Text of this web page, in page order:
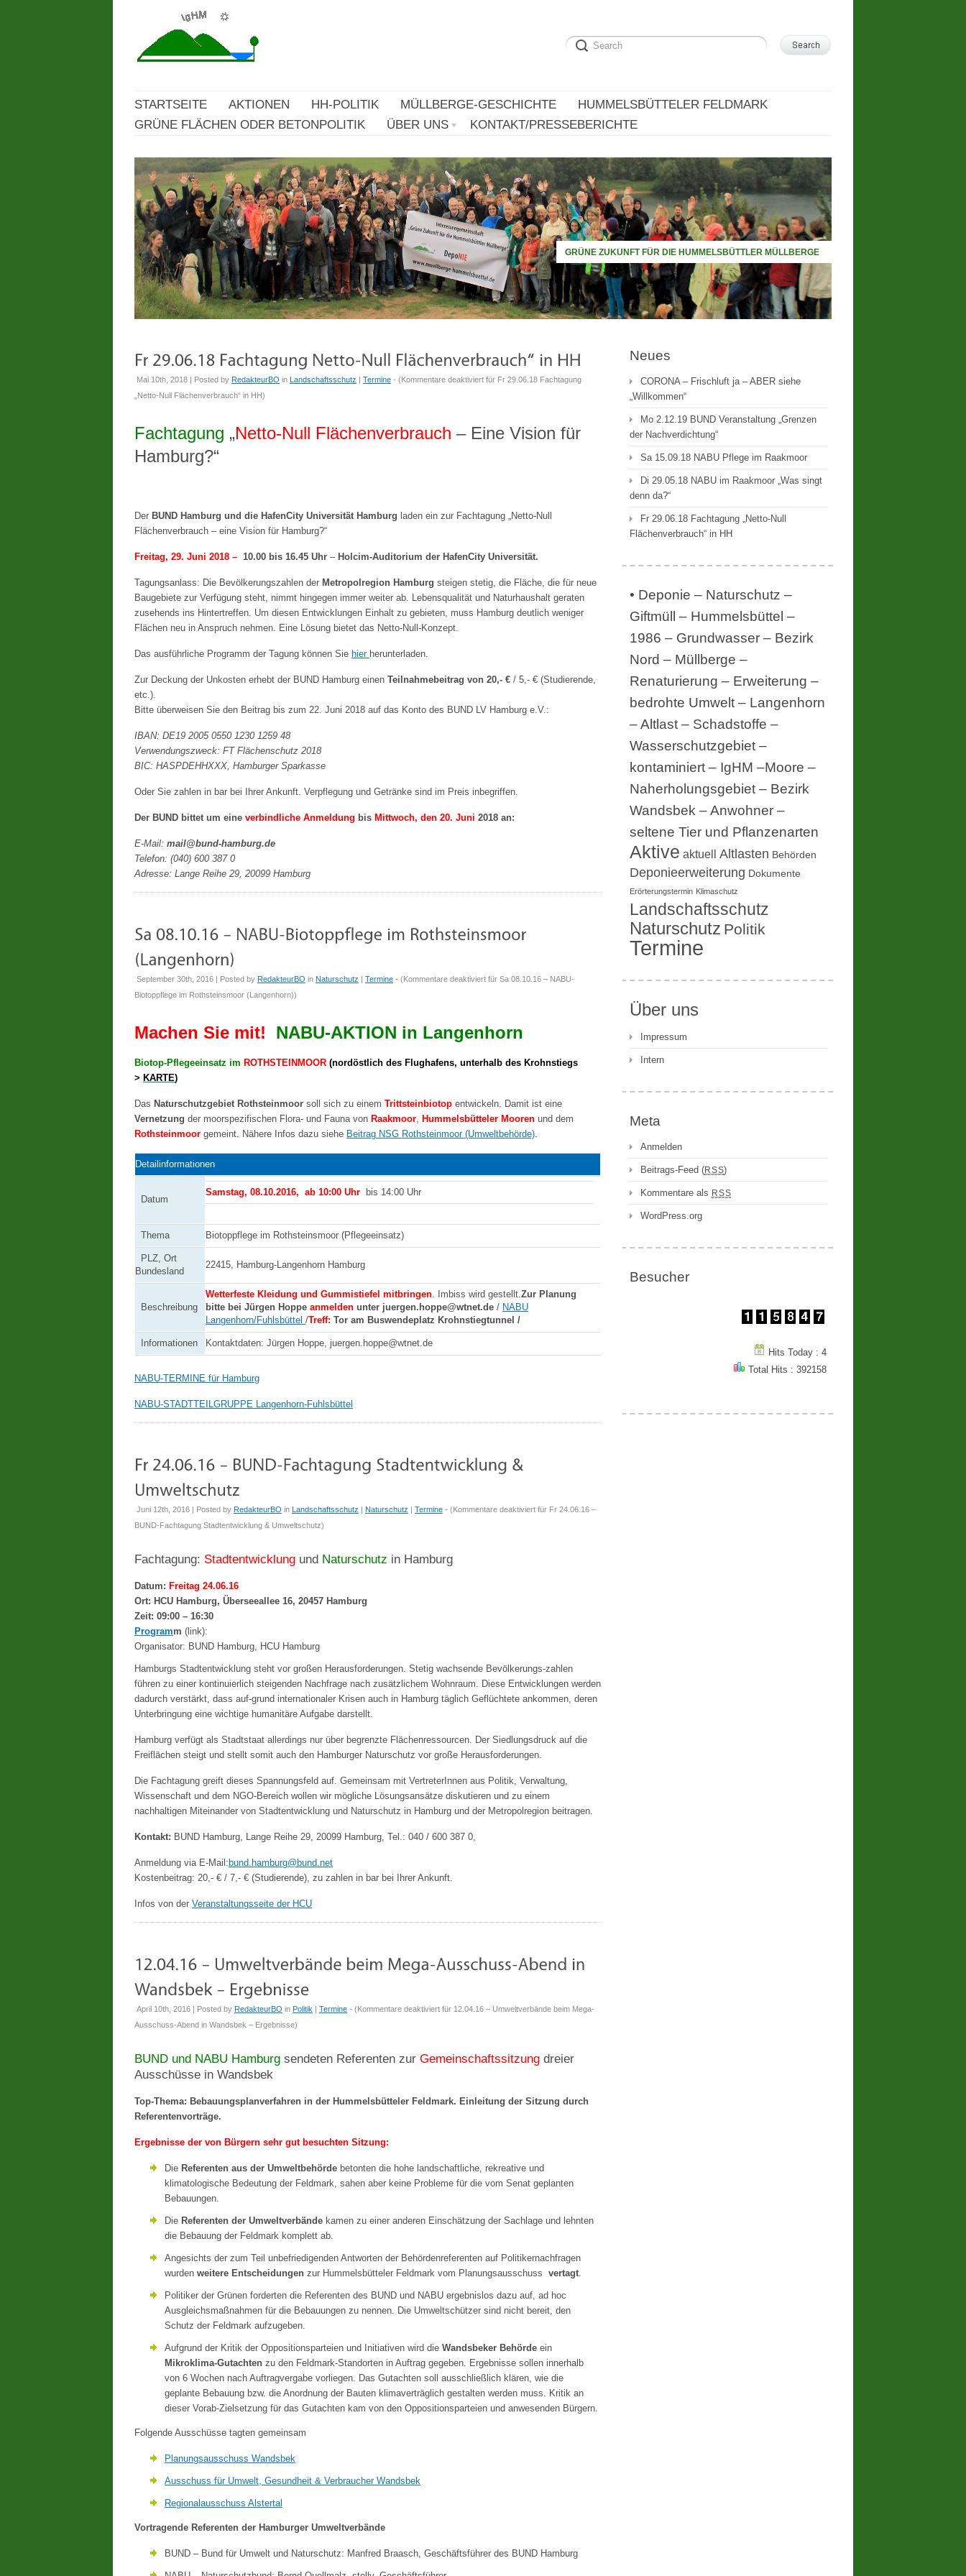
STARTSEITE AKTIONEN HH-POLITIK MÜLLBERGE-GESCHICHTE
HUMMELSBÜTTELER FELDMARK
GRÜNE FLÄCHEN ODER BETONPOLITIK
ÜBER UNS KONTAKT/PRESSEBERICHTE
GRÜNE ZUKUNFT FÜR DIE HUMMELSBÜTTLER MÜLLBERGE
Mai 10th, 2018 | Posted by RedakteurBO in Landschaftsschutz | Termine - (Kommentare deaktiviert für Fr 29.06.18 Fachtagung
„Netto-Null Flächenverbrauch“ in HH)
Fachtagung „Netto-Null Flächenverbrauch – Eine Vision für
Hamburg?“
Der BUND Hamburg und die HafenCity Universität Hamburg laden ein zur Fachtagung „Netto-Null
Flächenverbrauch – eine Vision für Hamburg?“
Freitag, 29. Juni 2018 – 10.00 bis 16.45 Uhr –Holcim-Auditorium der HafenCity Universität.
Tagungsanlass: Die Bevölkerungszahlen der Metropolregion Hamburg steigen stetig, die Fläche, die für neue
Baugebiete zur Verfügung steht, nimmt hingegen immer weiter ab. Lebensqualität und Naturhaushalt geraten
zusehends ins Hintertreffen. Um diesen Entwicklungen Einhalt zu gebieten, muss Hamburg deutlich weniger
Flächen neu in Anspruch nehmen. Eine Lösung bietet das Netto-Null-Konzept.
Das ausführliche Programm der Tagung können Sie hier herunterladen.
Zur Deckung der Unkosten erhebt der BUND Hamburg einen Teilnahmebeitrag von 20,- € / 5,- € (Studierende,
etc.).
Bitte überweisen Sie den Beitrag bis zum 22. Juni 2018 auf das Konto des BUND LV Hamburg e.V.:
IBAN: DE19 2005 0550 1230 1259 48
Verwendungszweck: FT Flächenschutz 2018
BIC: HASPDEHHXXX, Hamburger Sparkasse
Oder Sie zahlen in bar bei Ihrer Ankunft. Verpflegung und Getränke sind im Preis inbegriffen.
Der BUND bittet um eine verbindliche Anmeldung bis Mittwoch, den 20. Juni 2018 an:
E-Mail: mail@bund-hamburg.de
Telefon: (040) 600 387 0
Adresse: Lange Reihe 29, 20099 Hamburg
September 30th, 2016 | Posted by RedakteurBO in Naturschutz | Termine - (Kommentare deaktiviert für Sa 08.10.16 – NABU-
Biotoppflege im Rothsteinsmoor (Langenhorn))
Machen Sie mit! NABU-AKTION in Langenhorn
Biotop-Pflegeeinsatz im ROTHSTEINMOOR (nordöstlich des Flughafens, unterhalb des Krohnstiegs
> KARTE)
Das Naturschutzgebiet Rothsteinmoor soll sich zu einem Trittsteinbiotop entwickeln. Damit ist eine
Vernetzung der moorspezifischen Flora- und Fauna von Raakmoor, Hummelsbütteler Mooren und dem
Rothsteinmoor gemeint. Nähere Infos dazu siehe Beitrag NSG Rothsteinmoor (Umweltbehörde).
Detailinformationen
Datum
Samstag, 08.10.2016, ab 10:00 Uhr bis 14:00 Uhr
Thema Biotoppflege im Rothsteinsmoor (Pflegeeinsatz)
PLZ, Ort
Bundesland
22415, Hamburg-Langenhorn Hamburg
Beschreibung
Wetterfeste Kleidung und Gummistiefel mitbringen. Imbiss wird gestellt.Zur Planung
bitte bei Jürgen Hoppe anmelden unter juergen.hoppe@wtnet.de / NABU
Langenhorn/Fuhlsbüttel /Treff: Tor am Buswendeplatz Krohnstiegtunnel /
Informationen Kontaktdaten: Jürgen Hoppe, juergen.hoppe@wtnet.de
NABU-TERMINE für Hamburg
NABU-STADTTEILGRUPPE Langenhorn-Fuhlsbüttel
Juni 12th, 2016 | Posted by RedakteurBO in Landschaftsschutz | Naturschutz | Termine - (Kommentare deaktiviert für Fr 24.06.16 –
BUND-Fachtagung Stadtentwicklung & Umweltschutz)
Fachtagung: Stadtentwicklung und Naturschutz in Hamburg
Datum: Freitag 24.06.16
Ort: HCU Hamburg, Überseeallee 16, 20457 Hamburg
Zeit: 09:00 – 16:30
Programm (link):
Organisator: BUND Hamburg, HCU Hamburg
Hamburgs Stadtentwicklung steht vor großen Herausforderungen. Stetig wachsende Bevölkerungs-zahlen
führen zu einer kontinuierlich steigenden Nachfrage nach zusätzlichem Wohnraum. Diese Entwicklungen werden
dadurch verstärkt, dass auf-grund internationaler Krisen auch in Hamburg täglich Geflüchtete ankommen, deren
Unterbringung eine wichtige humanitäre Aufgabe darstellt.
Hamburg verfügt als Stadtstaat allerdings nur über begrenzte Flächenressourcen. Der Siedlungsdruck auf die
Freiflächen steigt und stellt somit auch den Hamburger Naturschutz vor große Herausforderungen.
Die Fachtagung greift dieses Spannungsfeld auf. Gemeinsam mit VertreterInnen aus Politik, Verwaltung,
Wissenschaft und dem NGO-Bereich wollen wir mögliche Lösungsansätze diskutieren und zu einem
nachhaltigen Miteinander von Stadtentwicklung und Naturschutz in Hamburg und der Metropolregion beitragen.
Kontakt: BUND Hamburg, Lange Reihe 29, 20099 Hamburg, Tel.: 040 / 600 387 0,
Anmeldung via E-Mail: bund.hamburg@bund.net
Kostenbeitrag: 20,- € / 7,- € (Studierende), zu zahlen in bar bei Ihrer Ankunft.
Infos von der Veranstaltungsseite der HCU
April 10th, 2016 | Posted by RedakteurBO in Politik | Termine - (Kommentare deaktiviert für 12.04.16 – Umweltverbände beim Mega-
Ausschuss-Abend in Wandsbek – Ergebnisse)
BUND und NABU Hamburg sendeten Referenten zur Gemeinschaftssitzung dreier
Ausschüsse in Wandsbek
Top-Thema: Bebauungsplanverfahren in der Hummelsbütteler Feldmark. Einleitung der Sitzung durch
Referentenvorträge.
Ergebnisse der von Bürgern sehr gut besuchten Sitzung:
Die Referenten aus der Umweltbehörde betonten die hohe landschaftliche, rekreative und
klimatologische Bedeutung der Feldmark, sahen aber keine Probleme für die vom Senat geplanten
Bebauungen.
Die Referenten der Umweltverbände kamen zu einer anderen Einschätzung der Sachlage und lehnten
die Bebauung der Feldmark komplett ab.
Angesichts der zum Teil unbefriedigenden Antworten der Behördenreferenten auf Politikernachfragen
wurden weitere Entscheidungen zur Hummelsbütteler Feldmark vom Planungsausschuss vertagt.
Politiker der Grünen forderten die Referenten des BUND und NABU ergebnislos dazu auf, ad hoc
Ausgleichsmaßnahmen für die Bebauungen zu nennen. Die Umweltschützer sind nicht bereit, den
Schutz der Feldmark aufzugeben.
Aufgrund der Kritik der Oppositionsparteien und Initiativen wird die Wandsbeker Behörde ein
Mikroklima-Gutachten zu den Feldmark-Standorten in Auftrag gegeben. Ergebnisse sollen innerhalb
von 6 Wochen nach Auftragvergabe vorliegen. Das Gutachten soll ausschließlich klären, wie die
geplante Bebauung bzw. die Anordnung der Bauten klimaverträglich gestalten werden muss. Kritik an
dieser Vorab-Zielsetzung für das Gutachten kam von den Oppositionsparteien und anwesenden Bürgern.
Folgende Ausschüsse tagten gemeinsam
Planungsausschuss Wandsbek
Ausschuss für Umwelt, Gesundheit & Verbraucher Wandsbek
Regionalausschuss Alstertal
Vortragende Referenten der Hamburger Umweltverbände
BUND – Bund für Umwelt und Naturschutz: Manfred Braasch, Geschäftsführer des BUND Hamburg
Neues
CORONA – Frischluft ja – ABER siehe
„Willkommen“
Mo 2.12.19 BUND Veranstaltung „Grenzen
der Nachverdichtung“
Sa 15.09.18 NABU Pflege im Raakmoor
Di 29.05.18 NABU im Raakmoor „Was singt
denn da?“
Fr 29.06.18 Fachtagung „Netto-Null
Flächenverbrauch“ in HH
• Deponie – Naturschutz –
Giftmüll – Hummelsbüttel –
1986 – Grundwasser – Bezirk
Nord – Müllberge –
Renaturierung – Erweiterung –
bedrohte Umwelt – Langenhorn
– Altlast – Schadstoffe –
Wasserschutzgebiet –
kontaminiert – IgHM –Moore –
Naherholungsgebiet – Bezirk
Wandsbek – Anwohner –
seltene Tier und Pflanzenarten
Aktive aktuell Altlasten Behörden
Deponieerweiterung Dokumente
Erörterungstermin Klimaschutz
Landschaftsschutz
Naturschutz Politik
Termine
Über uns
Impressum
Intern
Meta
Anmelden
Beitrags-Feed (RSS)
Kommentare als RSS
WordPress.org
Besucher
Hits Today : 4
Total Hits : 392158